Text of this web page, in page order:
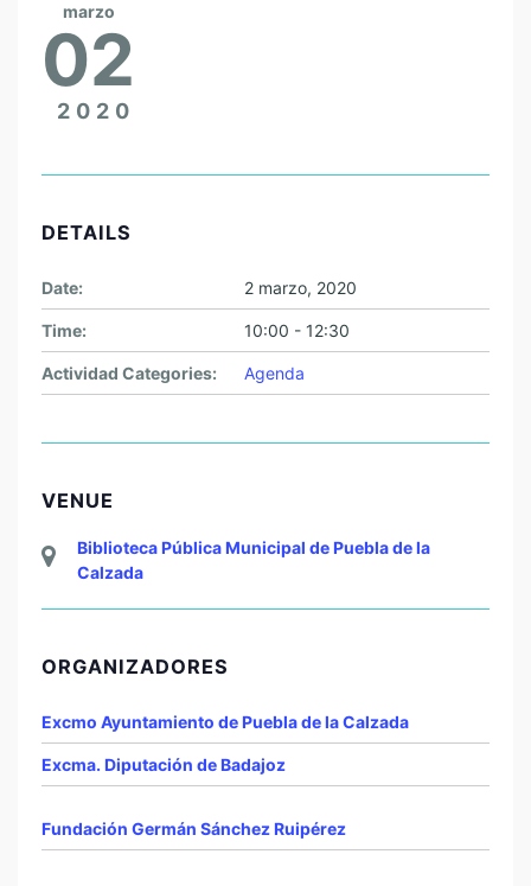
marzo
02
2020
DETAILS
Date: 2 marzo, 2020
Time: 10:00 - 12:30
Actividad Categories: Agenda
VENUE
Biblioteca Pública Municipal de Puebla de la
Calzada
ORGANIZADORES
Excmo Ayuntamiento de Puebla de la Calzada
Excma. Diputación de Badajoz
Fundación Germán Sánchez Ruipérez